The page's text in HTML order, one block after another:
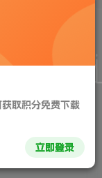
获取积分免费下载
立即登录